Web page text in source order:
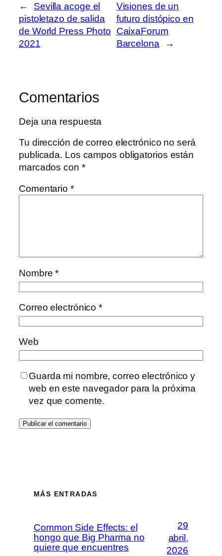
←
Sevilla acoge el
pistoletazo de salida
de World Press Photo
2021
Visiones de un
futuro distópico en
CaixaForum
Barcelona
→
Comentarios
Deja una respuesta
Tu dirección de correo electrónico no será
publicada. Los campos obligatorios están
marcados con *
Comentario *
Nombre*
Correo electrónico*
Web
Guarda mi nombre, correo electrónico y
web en este navegador para la próxima
vez que comente.
MÁS ENTRADAS
Common Side Effects: el
hongo que Big Pharma no
quiere que encuentres
29
abril,
2026